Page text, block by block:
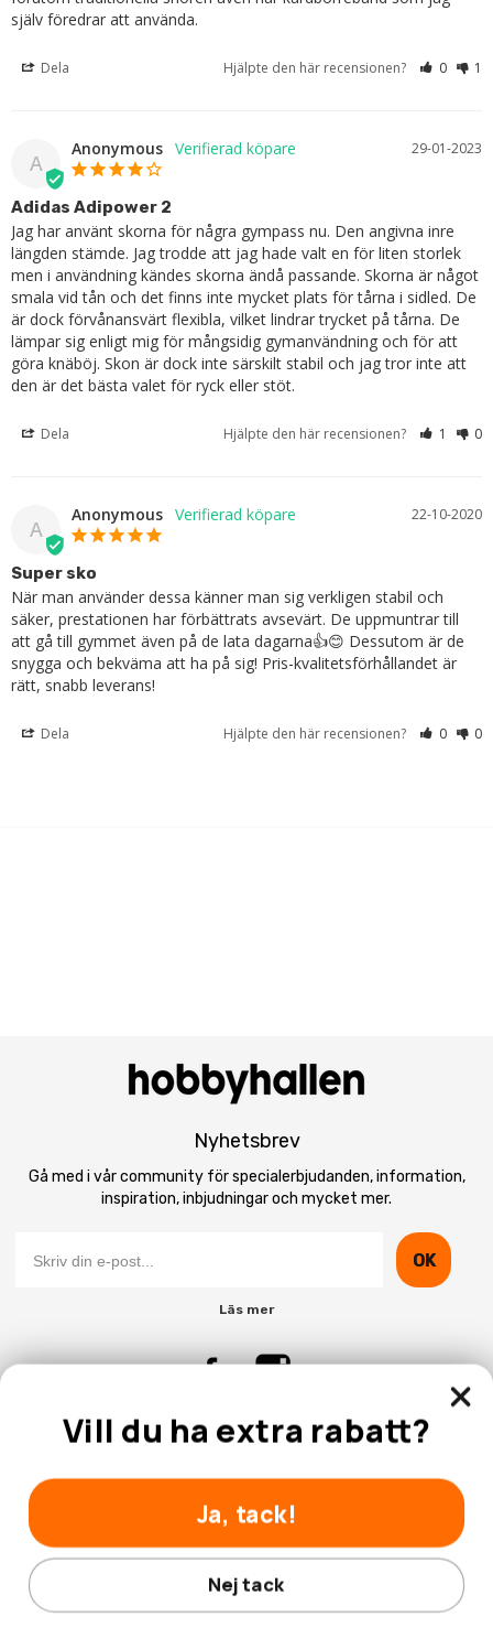
själv föredrar att använda.
Dela Hjälpte den här recensionen? 0 1
A
29-01-2023
Anonymous
Adidas Adipower 2
Jag har använt skorna för några gympass nu. Den angivna inre
längden stämde. Jag trodde att jag hade valt en för liten storlek
men i användning kändes skorna ändå passande. Skorna är något
smala vid tån och det finns inte mycket plats för tårna i sidled. De
är dock förvånansvärt flexibla, vilket lindrar trycket på tårna. De
lämpar sig enligt mig för mångsidig gymanvändning och för att
göra knäböj. Skon är dock inte särskilt stabil och jag tror inte att
den är det bästa valet för ryck eller stöt.
Dela Hjälpte den här recensionen? 1 0
A
22-10-2020
Anonymous
Super sko
När man använder dessa känner man sig verkligen stabil och
säker, prestationen har förbättrats avsevärt. De uppmuntrar till
att gå till gymmet även på de lata dagarna👍😊 Dessutom är de
snygga och bekväma att ha på sig! Pris-kvalitetsförhållandet är
rätt, snabb leverans!
Dela Hjälpte den här recensionen? 0 0
Nyhetsbrev
Gå med i vår community för specialerbjudanden, information,
inspiration, inbjudningar och mycket mer.
OK
Läs mer
Kundtjänst
© 2026 Hobbyhallen.se
Vill du ha extra rabatt?
Ja, tack!
Nej tack